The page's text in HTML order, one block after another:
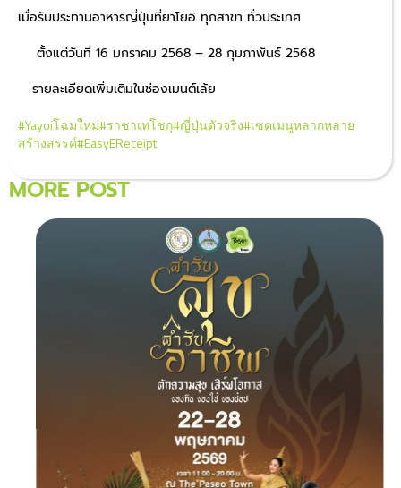
เมื่อรับประทานอาหารญี่ปุ่นที่ยาโยอิ ทุกสาขา ทั่วประเทศ
ตั้งแต่วันที่ 16 มกราคม 2568 – 28 กุมภาพันธ์ 2568
รายละเอียดเพิ่มเติมในช่องเมนต์เล้ย ​
#Yayoiโฉมใหม่#ราชาเทโชกุ#ญี่ปุ่นตัวจริง#เซตเมนูหลากหลาย
สร้างสรรค์#EasyEReceipt
MORE POST